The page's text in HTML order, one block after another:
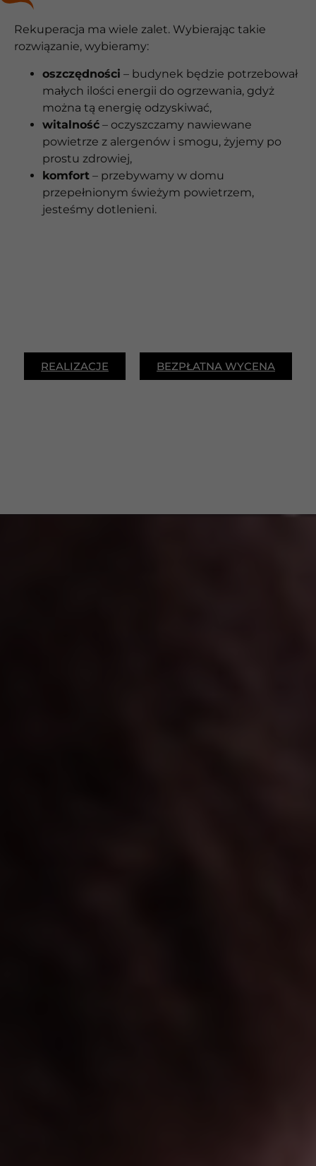
Rekuperacja ma wiele zalet. Wybierając takie
rozwiązanie, wybieramy:
oszczędności – budynek będzie potrzebował
małych ilości energii do ogrzewania, gdyż
można tą energię odzyskiwać,
witalność – oczyszczamy nawiewane
powietrze z alergenów i smogu, żyjemy po
prostu zdrowiej,
komfort – przebywamy w domu
przepełnionym świeżym powietrzem,
jesteśmy dotlenieni.
REALIZACJE BEZPŁATNA WYCENA